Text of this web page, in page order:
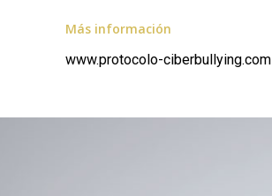
Más información
www.protocolo-ciberbullying.com